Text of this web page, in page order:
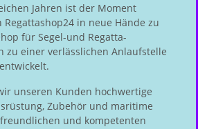
Jahren ist der Moment
Regattashop24 in neue Hände zu
für Segel-und Regatta-
zu einer verlässlichen Anlaufstelle
unseren Kunden hochwertige
Zubehör und maritime
und kompetenten